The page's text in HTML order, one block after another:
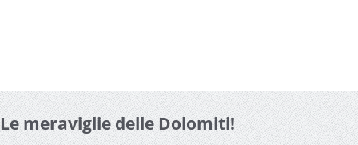
Le meraviglie delle Dolomiti!